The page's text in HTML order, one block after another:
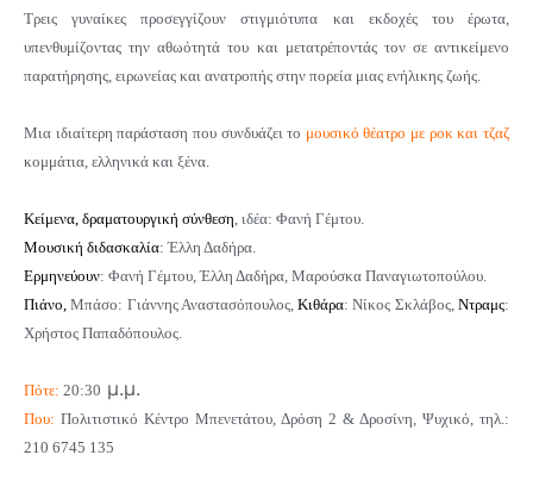
Τρεις γυναίκες προσεγγίζουν στιγμιότυπα και εκδοχές του έρωτα,
υπενθυμίζοντας την αθωότητά του και μετατρέποντάς τον σε αντικείμενο
παρατήρησης, ειρωνείας και ανατροπής στην πορεία μιας ενήλικης ζωής.
Μια ιδιαίτερη παράσταση που συνδυάζει το μουσικό θέατρο με ροκ και τζαζ
κομμάτια, ελληνικά και ξένα.
Κείμενα, δραματουργική σύνθεση , ιδέα: Φανή Γέμτου.
Μουσική διδασκαλία: Έλλη Δαδήρα.
Ερμηνεύουν: Φανή Γέμτου, Έλλη Δαδήρα, Μαρούσκα Παναγιωτοπούλου.
Πιάνο, Μπάσο: Γιάννης Αναστασόπουλος,Κιθάρα: Νίκος Σκλάβος,Ντραμς:
Χρήστος Παπαδόπουλος.
Πότε: 20:30 μ.μ.
Που: Πολιτιστικό Κέντρο Μπενετάτου, Δρόση 2 & Δροσίνη, Ψυχικό, τηλ.:
210 6745 135